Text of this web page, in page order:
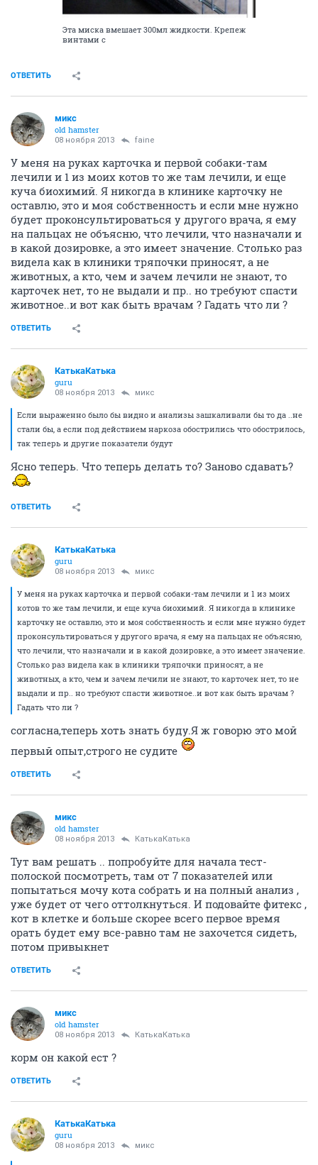
Эта миска вмешает 300мл жидкости. Крепеж
винтами с
ОТВЕТИТЬ
микс
old hamster
08 ноября 2013 faine
У меня на руках карточка и первой собаки-там
лечили и 1 из моих котов то же там лечили, и еще
куча биохимий. Я никогда в клинике карточку не
оставлю, это и моя собственность и если мне нужно
будет проконсультироваться у другого врача, я ему
на пальцах не объясню, что лечили, что назначали и
в какой дозировке, а это имеет значение. Столько раз
видела как в клиники тряпочки приносят, а не
животных, а кто, чем и зачем лечили не знают, то
карточек нет, то не выдали и пр.. но требуют спасти
животное..и вот как быть врачам ? Гадать что ли ?
ОТВЕТИТЬ
КатькаКатька
guru
08 ноября 2013 микс
Если выраженно было бы видно и анализы зашкаливали бы то да ..не
стали бы, а если под действием наркоза обострились что обострилось,
так теперь и другие показатели будут
Ясно теперь. Что теперь делать то? Заново сдавать?
ОТВЕТИТЬ
КатькаКатька
guru
08 ноября 2013 микс
У меня на руках карточка и первой собаки-там лечили и 1 из моих
котов то же там лечили, и еще куча биохимий. Я никогда в клинике
карточку не оставлю, это и моя собственность и если мне нужно будет
проконсультироваться у другого врача, я ему на пальцах не объясню,
что лечили, что назначали и в какой дозировке, а это имеет значение.
Столько раз видела как в клиники тряпочки приносят, а не
животных, а кто, чем и зачем лечили не знают, то карточек нет, то не
выдали и пр.. но требуют спасти животное..и вот как быть врачам ?
Гадать что ли ?
согласна,теперь хоть знать буду.Я ж говорю это мой
первый опыт,строго не судите
ОТВЕТИТЬ
микс
old hamster
08 ноября 2013 КатькаКатька
Тут вам решать .. попробуйте для начала тест-
полоской посмотреть, там от 7 показателей или
попытаться мочу кота собрать и на полный анализ ,
уже будет от чего оттолкнуться. И подовайте фитекс ,
кот в клетке и больше скорее всего первое время
орать будет ему все-равно там не захочется сидеть,
потом привыкнет
ОТВЕТИТЬ
микс
old hamster
08 ноября 2013 КатькаКатька
корм он какой ест ?
ОТВЕТИТЬ
КатькаКатька
guru
08 ноября 2013 микс